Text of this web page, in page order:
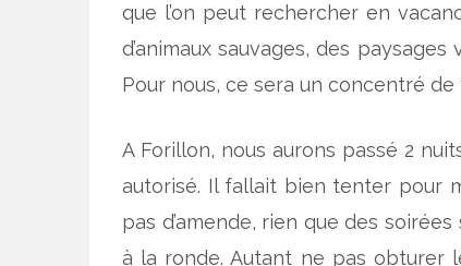
que l’on peut rechercher en
d’animaux sauvages, des
Pour nous, ce sera un concentré de
A Forillon, nous aurons passé 2
autorisé. Il fallait bien tenter pour
pas d’amende, rien que des
à la ronde. Autant ne pas obturer